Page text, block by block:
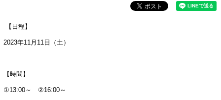
【日程】
2023年11月11日（土）
【時間】
①13:00～ ②16:00～